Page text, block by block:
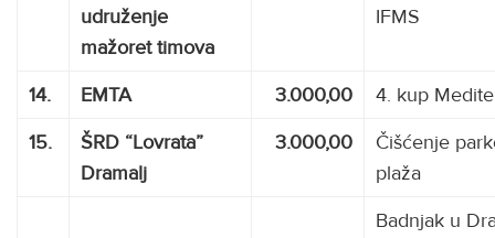
udruženje
mažoret timova
IFMS
14. EMTA 3.000,00
4. kup
15.
ŠRD “Lovrata”
Dramalj
3.000,00
Čišćenje
plaža
Badnjak u